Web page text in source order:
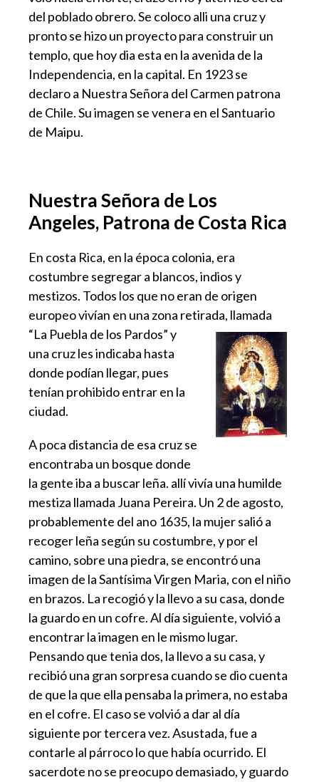
del poblado obrero. Se coloco alli una cruz y
pronto se hizo un proyecto para construir un
templo, que hoy dia esta en la avenida de la
Independencia, en la capital. En 1923 se
declaro a Nuestra Señora del Carmen patrona
de Chile. Su imagen se venera en el Santuario
de Maipu.
Nuestra Señora de Los
Angeles, Patrona de Costa Rica
En costa Rica, en la época colonia, era
costumbre segregar a blancos, indios y
mestizos. Todos los que no eran de origen
europeo vivían en una zona retirada, llamada
“La Puebla de los Pardos” y
una cruz les indicaba hasta
donde podían llegar, pues
tenían prohibido entrar en la
ciudad.
A poca distancia de esa cruz se
encontraba un bosque donde
la gente iba a buscar leña. allí vivía una humilde
mestiza llamada Juana Pereira. Un 2 de agosto,
probablemente del ano 1635, la mujer salió a
recoger leña según su costumbre, y por el
camino, sobre una piedra, se encontró una
imagen de la Santísima Virgen Maria, con el niño
en brazos. La recogió y la llevo a su casa, donde
la guardo en un cofre. Al día siguiente, volvió a
encontrar la imagen en le mismo lugar.
Pensando que tenia dos, la llevo a su casa, y
recibió una gran sorpresa cuando se dio cuenta
de que la que ella pensaba la primera, no estaba
en el cofre. El caso se volvió a dar al día
siguiente por tercera vez. Asustada, fue a
contarle al párroco lo que había ocurrido. El
sacerdote no se preocupo demasiado, y guardo